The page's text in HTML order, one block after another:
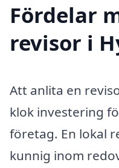
Fördelar
revisor i
Att anlita en
klok investering
företag. En lokal
kunnig inom